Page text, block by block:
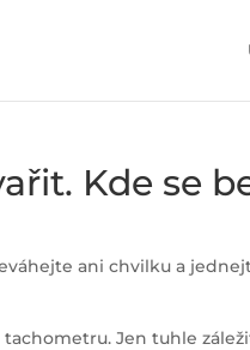
Kde se
ani chvilku a
Jen tuhle